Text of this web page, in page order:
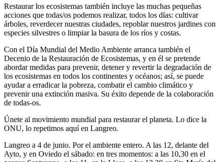
Restaurar los ecosistemas también incluye las muchas pequeñas
acciones que todas/os podemos realizar, todos los días: cultivar
árboles, reverdecer nuestras ciudades, repoblar nuestros jardines con
especies silvestres o limpiar la basura de los ríos y costas.
Con el Día Mundial del Medio Ambiente arranca también el
Decenio de la Restauración de Ecosistemas, y en él se pretende
abordar medidas para prevenir, detener y revertir la degradación de
los ecosistemas en todos los continentes y océanos; así, se puede
ayudar a erradicar la pobreza, combatir el cambio climático y
prevenir una extinción masiva. Su éxito depende de la colaboración
de todas-os.
Únete al movimiento mundial para restaurar el planeta. Lo dice la
ONU, lo repetimos aquí en Langreo.
Langreo a 4 de junio. Por el ambiente entero. A las 12, delante del
Ayto, y en Oviedo el sábado: en tres momentos: a las 10,30 en el